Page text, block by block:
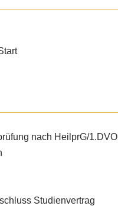
nach HeilprG/1.DVO
Studienvertrag